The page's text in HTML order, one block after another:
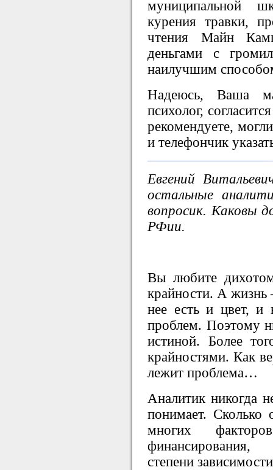
муниципальной
курения травки,
чтения Майн
деньгами с
наилучшим
Надеюсь, Ваша
психолог,
рекомендуете,
и телефончик
Евгений
остальные
вопросик. Каковы
РФии.
Вы любите
крайности. А жизнь
нее есть и цвет, и
проблем. Поэтому
истиной. Более
крайностями. Как
лежит проблема…
Аналитик никогда
понимает. Сколько
многих
финансирования,
степени